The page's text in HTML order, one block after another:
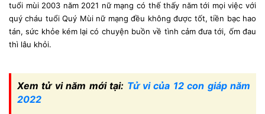
tuổi mùi 2003 năm 2021 nữ mạng có thế thấy năm tới mọi việc với
quý cháu tuổi Quý Mùi nữ mạng đều không được tốt, tiền bạc hao
tán, sức khỏe kém lại có chuyện buồn về tình cảm đưa tới, ốm đau
thì lâu khỏi.
Xem tử vi năm mới tại: Tử vi của 12 con giáp năm
2022